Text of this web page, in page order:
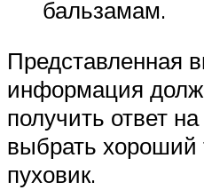
бальзамам.
Представленная
информация
получить ответ
выбрать
пуховик.